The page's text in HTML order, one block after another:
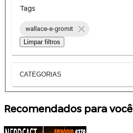
Tags
wallace-e-gromit
Limpar filtros
CATEGORIAS
Recomendados para você